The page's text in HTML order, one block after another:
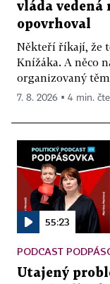
vláda vedená
opovrhoval
Někteří říkají, že
Knížáka. A něco
organizovaný
7. 8. 2026 ▪ 4 min.
55:23
PODCAST
Utajený